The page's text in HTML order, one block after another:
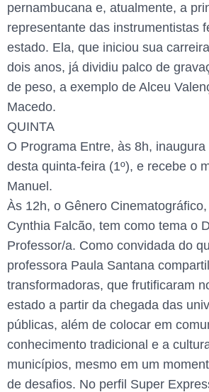
pernambucana e, atualmente, a
representante das instrumentistas
estado. Ela, que iniciou sua
dois anos, já dividiu palco de
de peso, a exemplo de Alceu
Macedo.
QUINTA
O Programa Entre, às 8h,
desta quinta-feira (1º), e recebe o
Manuel.
Às 12h, o Gênero
Cynthia Falcão, tem como tema o
Professor/a. Como convidada do
professora Paula Santana
transformadoras, que frutificaram
estado a partir da chegada das
públicas, além de colocar em
conhecimento tradicional e a
municípios, mesmo em um
de desafios. No perfil Super